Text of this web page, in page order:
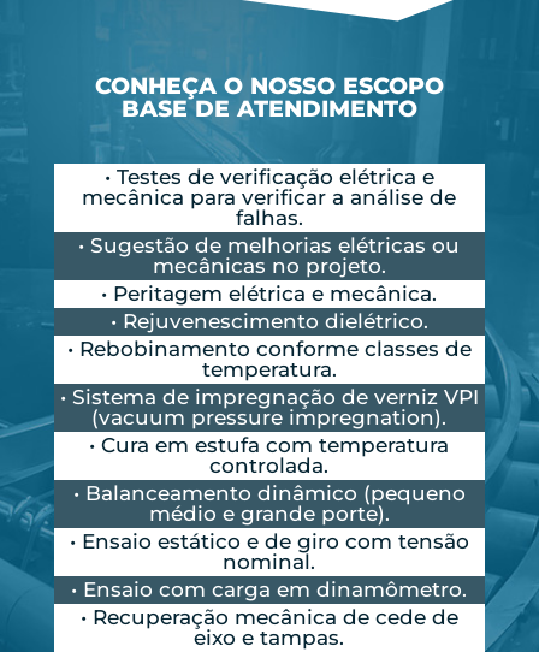
CONHEÇA O NOSSO ESCOPO
BASE DE ATENDIMENTO
• Testes de verificação elétrica e
mecânica para verificar a análise de
falhas.
• Sugestão de melhorias elétricas ou
mecânicas no projeto.
• Peritagem elétrica e mecânica.
• Rejuvenescimento dielétrico.
• Rebobinamento conforme classes de
temperatura.
• Sistema de impregnação de verniz VPI
(vacuum pressure impregnation).
• Cura em estufa com temperatura
controlada.
• Balanceamento dinâmico (pequeno
médio e grande porte).
• Ensaio estático e de giro com tensão
nominal.
• Ensaio com carga em dinamômetro.
• Recuperação mecânica de cede de
eixo e tampas.